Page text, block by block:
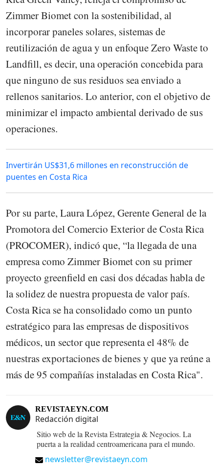
Zimmer Biomet con la sostenibilidad, al
incorporar paneles solares, sistemas de
reutilización de agua y un enfoque Zero Waste to
Landfill, es decir, una operación concebida para
que ninguno de sus residuos sea enviado a
rellenos sanitarios. Lo anterior, con el objetivo de
minimizar el impacto ambiental derivado de sus
operaciones.
Invertirán US$31,6 millones en reconstrucción de
puentes en Costa Rica
Por su parte, Laura López, Gerente General de la
Promotora del Comercio Exterior de Costa Rica
(PROCOMER), indicó que, “la llegada de una
empresa como Zimmer Biomet con su primer
proyecto greenfield en casi dos décadas habla de
la solidez de nuestra propuesta de valor país.
Costa Rica se ha consolidado como un punto
estratégico para las empresas de dispositivos
médicos, un sector que representa el 48% de
nuestras exportaciones de bienes y que ya reúne a
más de 95 compañías instaladas en Costa Rica".
REVISTAEYN.COM
Redacción digital
Sitio web de la Revista Estrategia & Negocios. La
puerta a la realidad centroamericana para el mundo.
newsletter@revistaeyn.com